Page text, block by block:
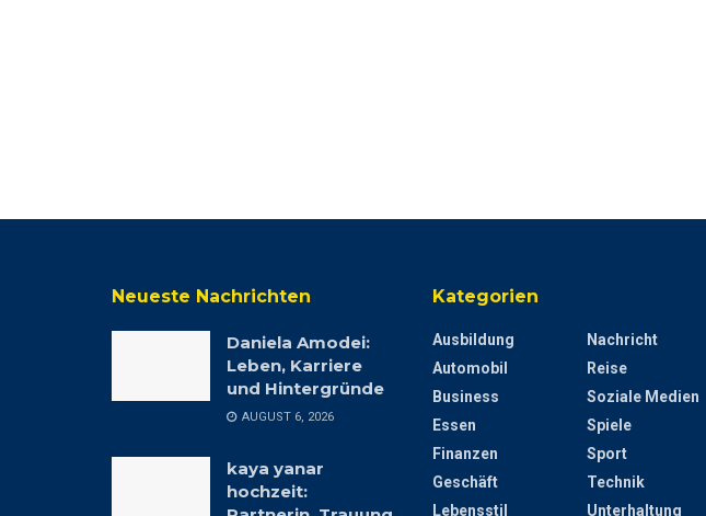
Neueste Nachrichten
Daniela Amodei:
Leben, Karriere
und Hintergründe
AUGUST 6, 2026
kaya yanar
hochzeit:
Kategorien
Ausbildung
Automobil
Business
Essen
Finanzen
Geschäft
Lebensstil
Nachricht
Reise
Soziale Medien
Spiele
Sport
Technik
Unterhaltung